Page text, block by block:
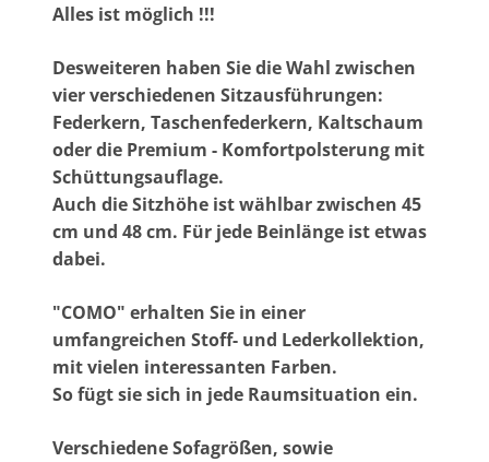
Alles ist möglich !!!
Desweiteren haben Sie die Wahl zwischen
vier verschiedenen Sitzausführungen:
Federkern, Taschenfederkern, Kaltschaum
oder die Premium - Komfortpolsterung mit
Schüttungsauflage.
Auch die Sitzhöhe ist wählbar zwischen 45
cm und 48 cm. Für jede Beinlänge ist etwas
dabei.
"COMO" erhalten Sie in einer
umfangreichen Stoff- und Lederkollektion,
mit vielen interessanten Farben.
So fügt sie sich in jede Raumsituation ein.
Verschiedene Sofagrößen, sowie